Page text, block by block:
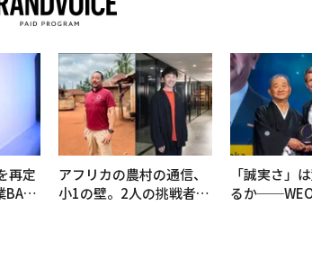
再定
アフリカの農村の通信、
小1の壁。2人の挑戦者が
「誠実さ」
るか